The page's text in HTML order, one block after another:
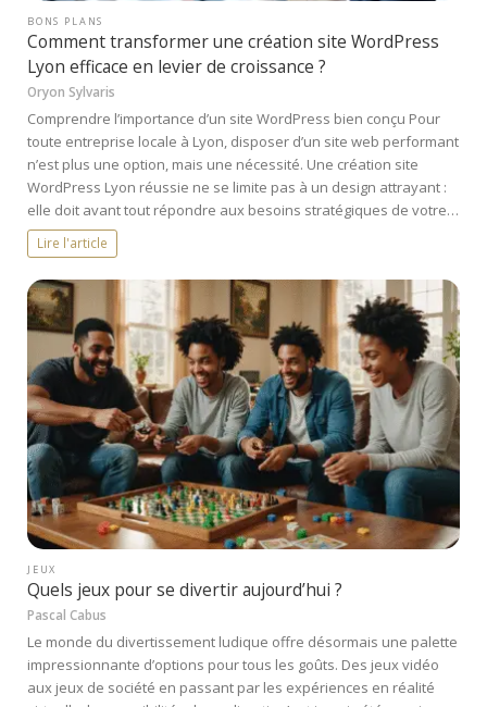
BONS PLANS
Comment transformer une création site WordPress
Lyon efficace en levier de croissance ?
Oryon Sylvaris
Comprendre l’importance d’un site WordPress bien conçu Pour
toute entreprise locale à Lyon, disposer d’un site web performant
n’est plus une option, mais une nécessité. Une création site
WordPress Lyon réussie ne se limite pas à un design attrayant :
elle doit avant tout répondre aux besoins stratégiques de votre…
Lire l'article
JEUX
Quels jeux pour se divertir aujourd’hui ?
Pascal Cabus
Le monde du divertissement ludique offre désormais une palette
impressionnante d’options pour tous les goûts. Des jeux vidéo
aux jeux de société en passant par les expériences en réalité